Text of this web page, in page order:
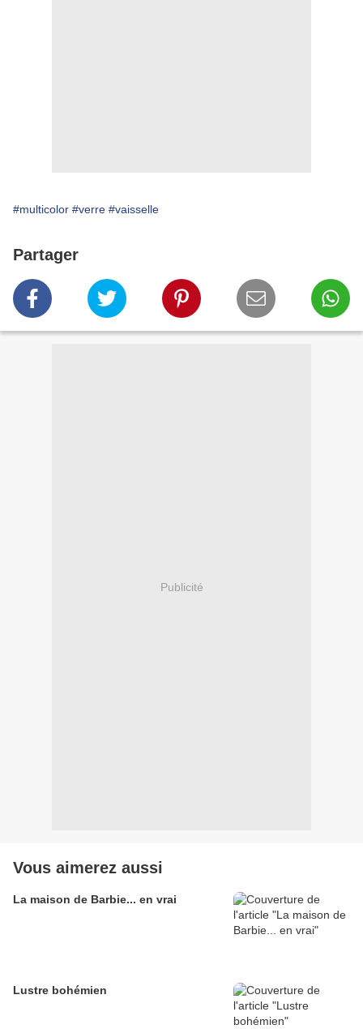
#multicolor #verre #vaisselle
Partager
Publicité
Vous aimerez aussi
La maison de Barbie... en vrai
Lustre bohémien